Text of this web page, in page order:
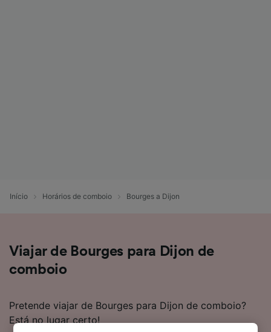
Início Horários de comboio Bourges a Dijon
Viajar de Bourges para Dijon de
comboio
Pretende viajar de Bourges para Dijon de comboio?
Está no lugar certo!